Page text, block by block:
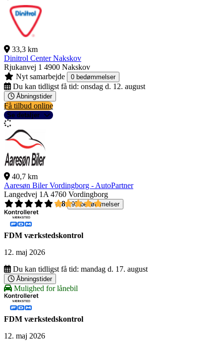
33,3 km
Dinitrol Center Nakskov
Rjukanvej 1 4900 Nakskov
Nyt samarbejde
0 bedømmelser
Du kan tidligst få tid: onsdag d. 12. august
Åbningstider
Få tilbud online
Se detaljer
40,7 km
Aaresøn Biler Vordingborg - AutoPartner
Langedvej 1A 4760 Vordingborg
4,8
95 bedømmelser
FDM værkstedskontrol
12. maj 2026
Du kan tidligst få tid: mandag d. 17. august
Åbningstider
Mulighed for lånebil
FDM værkstedskontrol
12. maj 2026